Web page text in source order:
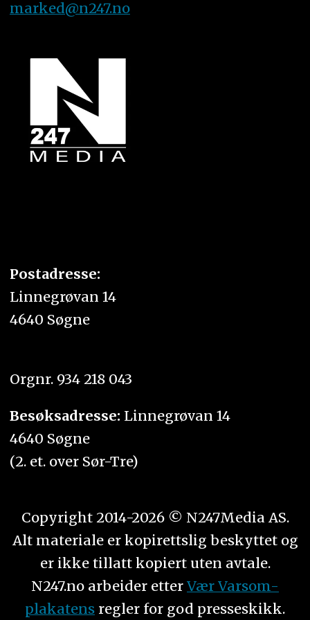
marked@n247.no
Postadresse:
Linnegrøvan 14
4640 Søgne
Orgnr. 934 218 043
Besøksadresse: Linnegrøvan 14
4640 Søgne
(2. et. over Sør-Tre)
Copyright 2014-2026 © N247Media AS.
Alt materiale er kopirettslig beskyttet og
er ikke tillatt kopiert uten avtale.
N247.no arbeider etter Vær Varsom-
plakatens regler for god presseskikk.